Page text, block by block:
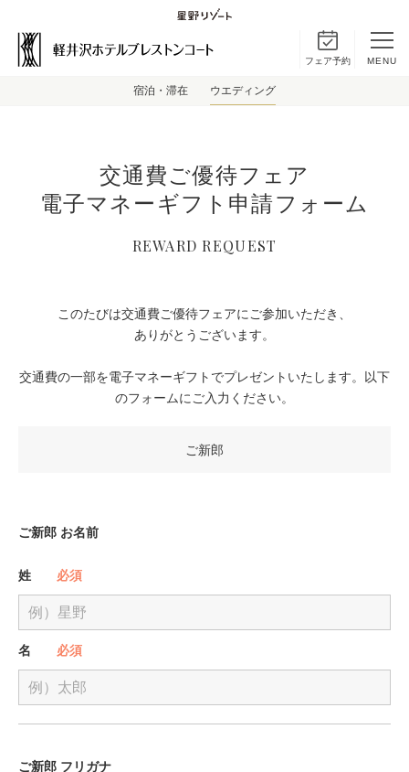
フェア予約 MENU
宿泊・滞在 ウエディング
交通費ご優待フェア
電子マネーギフト申請フォーム
REWARD REQUEST
このたびは交通費ご優待フェアにご参加いただき、
ありがとうございます。
交通費の一部を電子マネーギフトでプレゼントいたします。以下
のフォームにご入力ください。
ご新郎
ご新郎 お名前
姓 必須
名 必須
ご新郎 フリガナ